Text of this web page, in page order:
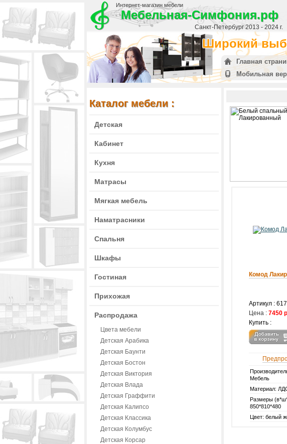
Интернет-магазин мебели
Мебельная-Симфония.рф
Санкт-Петербург 2013 - 2024 г.
Широкий
Главная
Мобильная
Каталог мебели :
Детская
Кабинет
Кухня
Матрасы
Мягкая мебель
Наматрасники
Спальня
Шкафы
Гостиная
Прихожая
Распродажа
Цвета мебели
Детская Арабика
Детская Баунти
Детская Бостон
Детская Виктория
Детская Влада
Детская Граффити
Детская Калипсо
Детская Классика
Детская Колумбус
Детская Корсар
Комод
Артикул :
Цена : 7450
Купить :
Мебель
Материал:
Размеры
850*810*480
Цвет: белый